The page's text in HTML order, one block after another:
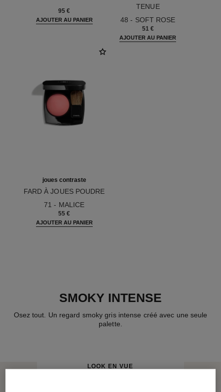
95 €
AJOUTER AU PANIER
TENUE
48 - SOFT ROSE
51 €
AJOUTER AU PANIER
joues contraste
FARD À JOUES POUDRE
71 - MALICE
55 €
AJOUTER AU PANIER
SMOKY INTENSE
Osez tout. Un regard smoky gris intense créé avec une seule
palette.
LOOK EN VUE